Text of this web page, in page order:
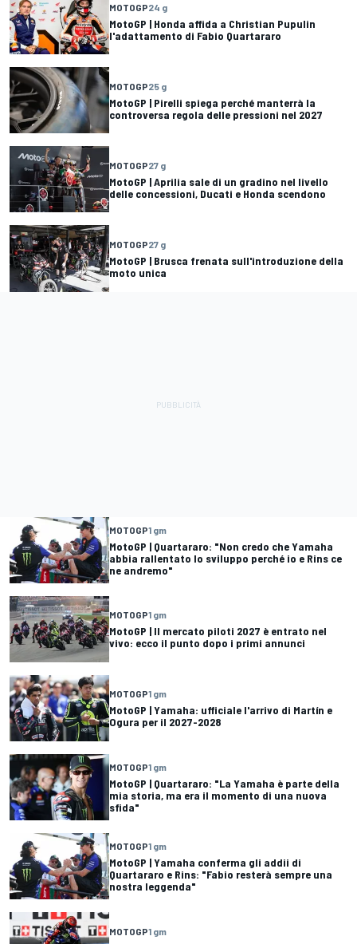
MOTOGP24 g
MotoGP | Honda affida a Christian Pupulin
l'adattamento di Fabio Quartararo
MOTOGP25 g
MotoGP | Pirelli spiega perché manterrà la
controversa regola delle pressioni nel 2027
MOTOGP27 g
MotoGP | Aprilia sale di un gradino nel livello
delle concessioni, Ducati e Honda scendono
MOTOGP27 g
MotoGP | Brusca frenata sull'introduzione della
moto unica
MOTOGP1 gm
MotoGP | Quartararo: "Non credo che Yamaha
abbia rallentato lo sviluppo perché io e Rins ce
ne andremo"
MOTOGP1 gm
MotoGP | Il mercato piloti 2027 è entrato nel
vivo: ecco il punto dopo i primi annunci
MOTOGP1 gm
MotoGP | Yamaha: ufficiale l'arrivo di Martín e
Ogura per il 2027-2028
MOTOGP1 gm
MotoGP | Quartararo: "La Yamaha è parte della
mia storia, ma era il momento di una nuova
sfida"
MOTOGP1 gm
MotoGP | Yamaha conferma gli addii di
Quartararo e Rins: "Fabio resterà sempre una
nostra leggenda"
MOTOGP1 gm